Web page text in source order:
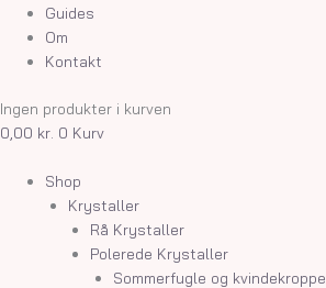
Guides
Om
Kontakt
Ingen produkter i kurven
0,00 kr. 0 Kurv
Shop
Krystaller
Rå Krystaller
Polerede Krystaller
Sommerfugle og kvindekroppe